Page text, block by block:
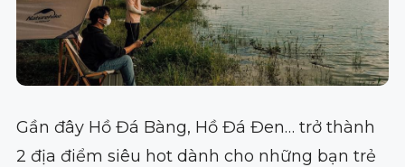
Gần đây Hồ Đá Bàng, Hồ Đá Đen… trở thành
2 địa điểm siêu hot dành cho những bạn trẻ